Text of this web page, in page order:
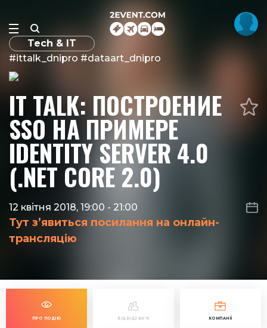
Tech & IT
#ittalk_dnipro #dataart_dnipro
IT TALK: ПОСТРОЕНИЕ
SSO НА ПРИМЕРЕ
IDENTITY SERVER 4.0
(.NET CORE 2.0)
12 квітня 2018, 19:00 - 21:00
Тут з’явиться посилання на онлайн-
трансляцію
ПРО ПОДІЮ ВІДВІДУВАЧІ КОМПАНІЇ